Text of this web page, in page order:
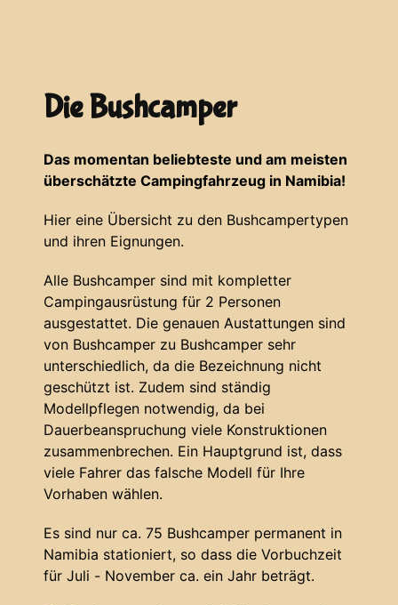
Die Bushcamper
Das momentan beliebteste und am meisten
überschätzte Campingfahrzeug in Namibia!
Hier eine Übersicht zu den Bushcampertypen
und ihren Eignungen.
Alle Bushcamper sind mit kompletter
Campingausrüstung für 2 Personen
ausgestattet. Die genauen Austattungen sind
von Bushcamper zu Bushcamper sehr
unterschiedlich, da die Bezeichnung nicht
geschützt ist. Zudem sind ständig
Modellpflegen notwendig, da bei
Dauerbeanspruchung viele Konstruktionen
zusammenbrechen. Ein Hauptgrund ist, dass
viele Fahrer das falsche Modell für Ihre
Vorhaben wählen.
Es sind nur ca. 75 Bushcamper permanent in
Namibia stationiert, so dass die Vorbuchzeit
für Juli - November ca. ein Jahr beträgt.